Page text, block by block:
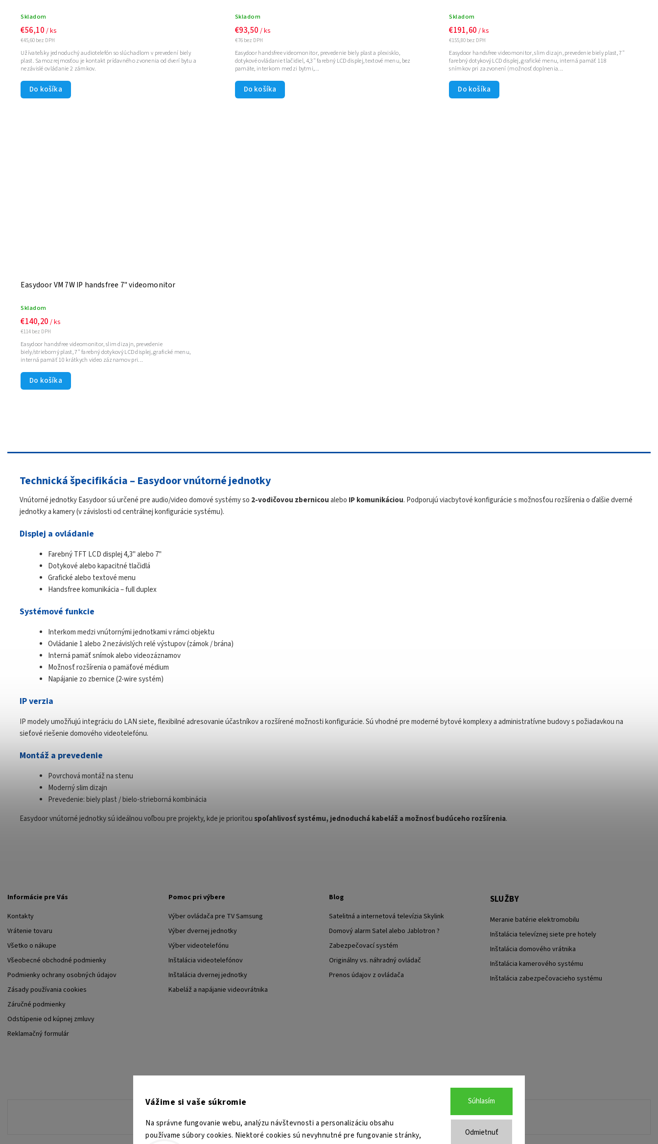
Vážime si vaše súkromie
Na správne fungovanie webu, analýzu návštevnosti a personalizáciu obsahu
používame súbory cookies. Niektoré cookies sú nevyhnutné pre fungovanie stránky,
Odmietnuť
Súhlasím
Skladom
€45,60 bez DPH
€56,10 / ks
Do košíka
Užívateľsky jednoduchý audiotelefón so slúchadlom v prevedení biely
plast. Samozrejmosťou je kontakt prídavného zvonenia od dverí bytu a
nezávislé ovládanie 2 zámkov.
Skladom
€76 bez DPH
€93,50/ ks
Do košíka
Easydoor handsfree videomonitor, prevedenie biely plast a plexisklo,
dotykové ovládanie tlačidiel, 4,3" farebný LCD displej, textové menu, bez
pamäte, interkom medzi bytmi,...
Skladom
€155,80 bez DPH
€191,60/ ks
Do košíka
Easydoor handsfree videomonitor, slim dizajn, prevedenie biely plast, 7"
farebný dotykový LCD displej, grafické menu, interná pamäť 118
snímkov pri zazvonení (možnosť doplnenia...
Easydoor VM 7W IP handsfree 7" videomonitor
Skladom
€114 bez DPH
€140,20 / ks
Do košíka
Easydoor handsfree videomonitor, slim dizajn, prevedenie
biely/strieborný plast, 7" farebný dotykový LCD displej, grafické menu,
interná pamäť 10 krátkych video záznamov pri...
Technická špecifikácia – Easydoor vnútorné jednotky
Vnútorné jednotky Easydoor sú určené pre audio/video domové systémy so 2-vodičovou zbernicoualebo IP komunikáciou. Podporujú viacbytové konfigurácie s možnosťou rozšírenia o ďalšie dverné
jednotky a kamery (v závislosti od centrálnej konfigurácie systému).
Displej a ovládanie
Farebný TFT LCD displej 4,3" alebo 7"
Dotykové alebo kapacitné tlačidlá
Grafické alebo textové menu
Handsfree komunikácia – full duplex
Systémové funkcie
Interkom medzi vnútornými jednotkami v rámci objektu
Ovládanie 1 alebo 2 nezávislých relé výstupov (zámok / brána)
Interná pamäť snímok alebo videozáznamov
Možnosť rozšírenia o pamäťové médium
Napájanie zo zbernice (2-wire systém)
IP verzia
IP modely umožňujú integráciu do LAN siete, flexibilné adresovanie účastníkov a rozšírené možnosti konfigurácie. Sú vhodné pre moderné bytové komplexy a administratívne budovy s požiadavkou na
sieťové riešenie domového videotelefónu.
Montáž a prevedenie
Povrchová montáž na stenu
Moderný slim dizajn
Prevedenie: biely plast / bielo-strieborná kombinácia
Easydoor vnútorné jednotky sú ideálnou voľbou pre projekty, kde je prioritou spoľahlivosť systému, jednoduchá kabeláž a možnosť budúceho rozšírenia.
Informácie pre Vás
Kontakty
Vrátenie tovaru
Všetko o nákupe
Všeobecné obchodné podmienky
Podmienky ochrany osobných údajov
Zásady používania cookies
Záručné podmienky
Odstúpenie od kúpnej zmluvy
Reklamačný formulár
Pomoc pri výbere
Výber ovládača pre TV Samsung
Výber dvernej jednotky
Výber videotelefónu
Inštalácia videotelefónov
Inštalácia dvernej jednotky
Kabeláž a napájanie videovrátnika
Blog
Satelitná a internetová televízia Skylink
Domový alarm Satel alebo Jablotron ?
Zabezpečovací systém
Originálny vs. náhradný ovládač
Prenos údajov z ovládača
SLUŽBY
Meranie batérie elektromobilu
Inštalácia televíznej siete pre hotely
Inštalácia domového vrátnika
Inštalácia kamerového systému
Inštalácia zabezpečovacieho systému
TESA Shop CZ TESA-SECURITY YouTube TESA Shop